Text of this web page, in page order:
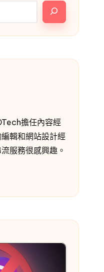
擔任內容經
輯和網站設計經
服務很感興趣。